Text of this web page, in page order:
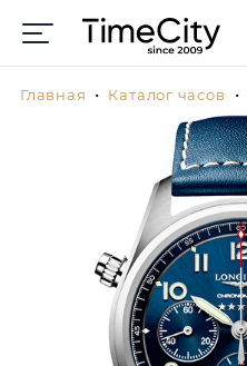
Главная Каталог часов